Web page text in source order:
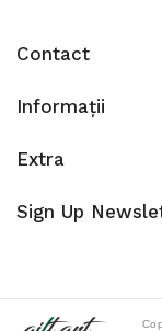
Contact
Informaţii
Extra
Sign Up